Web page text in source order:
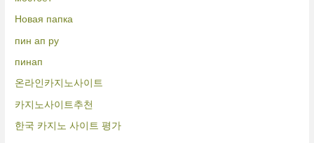
Новая папка
пин ап ру
пинап
온라인카지노사이트
카지노사이트추천
한국 카지노 사이트 평가